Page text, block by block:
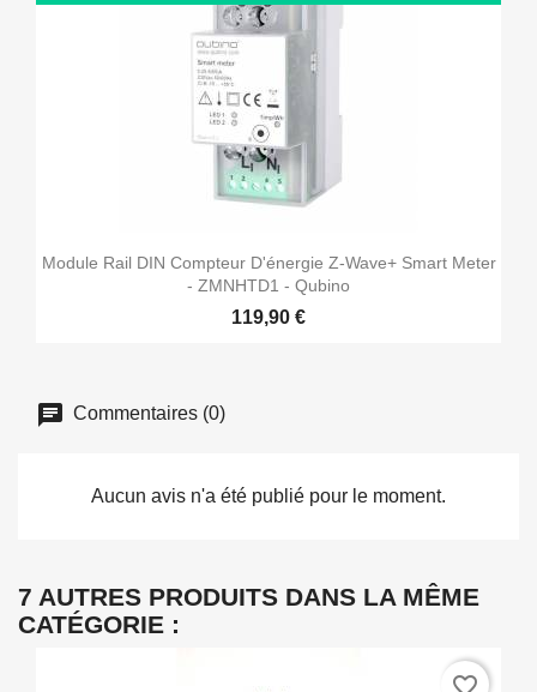
Module Rail DIN Compteur D'énergie Z-Wave+ Smart Meter
- ZMNHTD1 - Qubino
119,90 €
Commentaires (0)
Aucun avis n'a été publié pour le moment.
7 AUTRES PRODUITS DANS LA MÊME
CATÉGORIE :
favorite_border